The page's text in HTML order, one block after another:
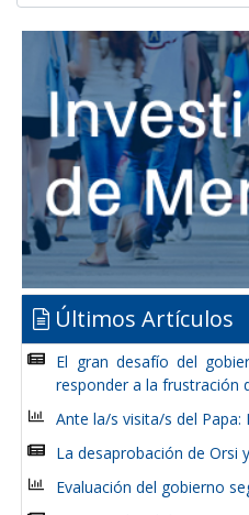
Últimos Artículos
El gran desafío del
responder a la frustración
Ante la/s visita/s del Papa:
La desaprobación de Orsi
Evaluación del gobierno